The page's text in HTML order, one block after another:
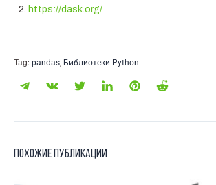
https://dask.org/
Tag: pandas Библиотеки Python
Похожие публикации